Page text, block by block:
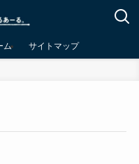
ム サイトマップ